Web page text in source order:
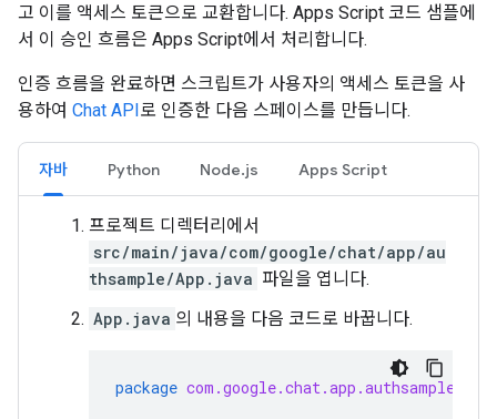
고 이를 액세스 토큰으로 교환합니다. Apps Script 코드 샘플에
서 이 승인 흐름은 Apps Script에서 처리합니다.
인증 흐름을 완료하면 스크립트가 사용자의 액세스 토큰을 사
용하여 Chat API로 인증한 다음 스페이스를 만듭니다.
자바 Python Node.js Apps Script
프로젝트 디렉터리에서
src/main/java/com/google/chat/app/au
thsample/App.java 파일을 엽니다.
App.java 의 내용을 다음 코드로 바꿉니다.
package com.google.chat.app.authsample